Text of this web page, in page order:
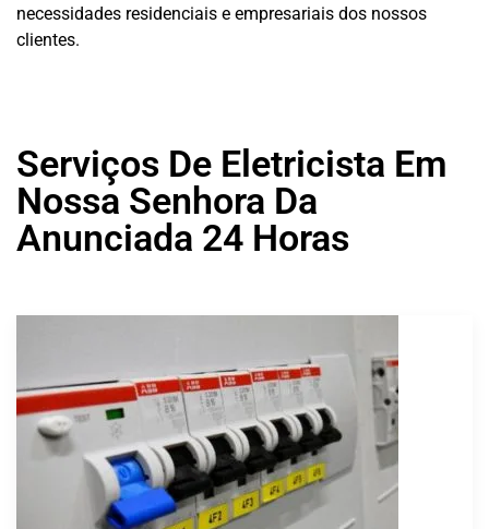
necessidades residenciais e empresariais dos nossos
clientes.
Serviços De Eletricista Em
Nossa Senhora Da
Anunciada 24 Horas